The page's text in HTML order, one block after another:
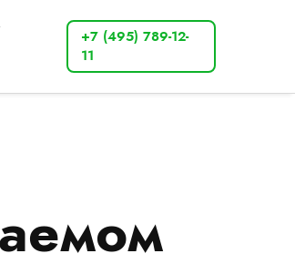
+7 (495) 789-12-
11